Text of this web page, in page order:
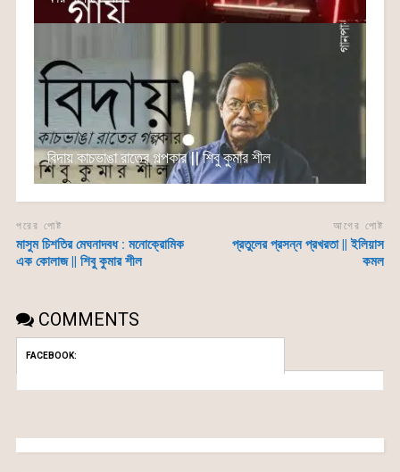
বিদায় কাচভাঙা রাতের গল্পকার || শিবু কুমার শীল
পরের পোষ্ট
মাসুম চিশতির মেঘনাদবধ : মনোক্রোমিক
এক কোলাজ || শিবু কুমার শীল
আগের পোষ্ট
প্রতুলের প্রসন্ন প্রখরতা || ইলিয়াস
কমল
COMMENTS
FACEBOOK: